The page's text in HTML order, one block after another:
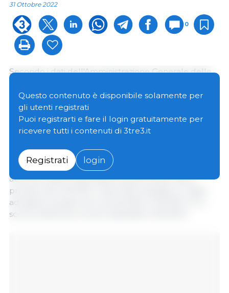
31 Ottobre 2022
0
Secondo i dati dell'Amministrazione Generale delle
quest'anno il Paese ha importato un totale di
1.220.000 tonnellate di carne suina, 2.040.000
tonnellate se teniamo conto anche delle frattaglie,
che si traduce in una diminuzione del 60% e 50%
Nei mesi di agosto e settembre si osserva un leggero
aumento delle importazioni poiché dopo valori
prossimi alle 120.000 t importate di giugno e luglio,
ad agosto queste sono aumentate a 140.000 t e lo
scorso settembre si sono attestate a 150.000 t.
Questo contenuto è disponibile solamente per
gli utenti registrati
Puoi registrarti e fare il login gratuitamente per
ricevere tutti i contenuti di 3tre3.it
Registrati login